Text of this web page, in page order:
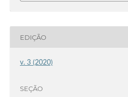
EDIÇÃO
v. 3 (2020)
SEÇÃO